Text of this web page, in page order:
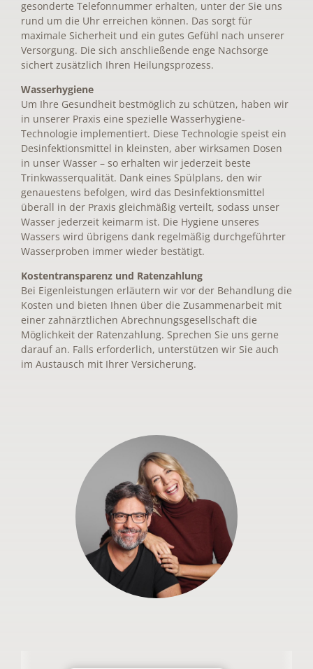
gesonderte Telefonnummer erhalten, unter der Sie uns
rund um die Uhr erreichen können. Das sorgt für
maximale Sicherheit und ein gutes Gefühl nach unserer
Versorgung. Die sich anschließende enge Nachsorge
sichert zusätzlich Ihren Heilungsprozess.
Wasserhygiene
Um Ihre Gesundheit bestmöglich zu schützen, haben wir
in unserer Praxis eine spezielle Wasserhygiene-
Technologie implementiert. Diese Technologie speist ein
Desinfektionsmittel in kleinsten, aber wirksamen Dosen
in unser Wasser – so erhalten wir jederzeit beste
Trinkwasserqualität. Dank eines Spülplans, den wir
genauestens befolgen, wird das Desinfektionsmittel
überall in der Praxis gleichmäßig verteilt, sodass unser
Wasser jederzeit keimarm ist. Die Hygiene unseres
Wassers wird übrigens dank regelmäßig durchgeführter
Wasserproben immer wieder bestätigt.
Kostentransparenz und Ratenzahlung
Bei Eigenleistungen erläutern wir vor der Behandlung die
Kosten und bieten Ihnen über die Zusammenarbeit mit
einer zahnärztlichen Abrechnungsgesellschaft die
Möglichkeit der Ratenzahlung. Sprechen Sie uns gerne
darauf an. Falls erforderlich, unterstützen wir Sie auch
im Austausch mit Ihrer Versicherung.